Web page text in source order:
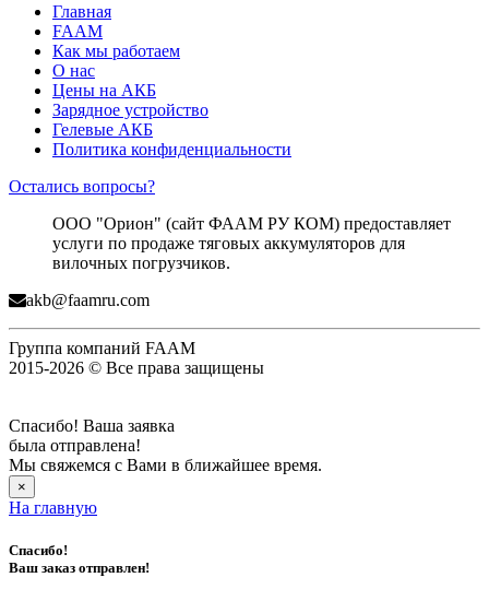
Главная
FAAM
Как мы работаем
О нас
Цены на АКБ
Зарядное устройство
Гелевые АКБ
Политика конфиденциальности
Остались вопросы?
ООО "Орион" (сайт ФААМ РУ КОМ) предоставляет
услуги по продаже тяговых аккумуляторов для
вилочных погрузчиков.
akb@faamru.com
Группа компаний FAAM
2015-2026 © Все права защищены
Спасибо! Ваша заявка
была отправлена!
Мы свяжемся с Вами в ближайшее время.
×
На главную
Спасибо!
Ваш заказ отправлен!